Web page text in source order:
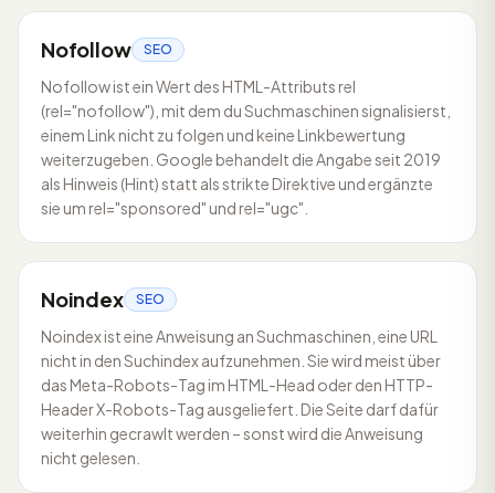
Nofollow SEO
Nofollow ist ein Wert des HTML-Attributs rel
(rel="nofollow"), mit dem du Suchmaschinen signalisierst,
einem Link nicht zu folgen und keine Linkbewertung
weiterzugeben. Google behandelt die Angabe seit 2019
als Hinweis (Hint) statt als strikte Direktive und ergänzte
sie um rel="sponsored" und rel="ugc".
Noindex SEO
Noindex ist eine Anweisung an Suchmaschinen, eine URL
nicht in den Suchindex aufzunehmen. Sie wird meist über
das Meta-Robots-Tag im HTML-Head oder den HTTP-
Header X-Robots-Tag ausgeliefert. Die Seite darf dafür
weiterhin gecrawlt werden – sonst wird die Anweisung
nicht gelesen.